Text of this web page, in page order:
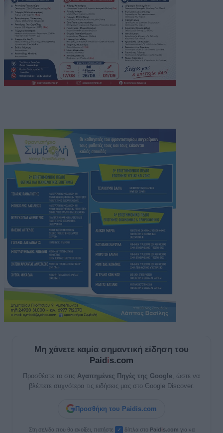
Μη χάνετε καμία σημαντική είδηση του
Paidis.com
Προσθέστε το στις Αγαπημένες Πηγές της Google , ώστε να
βλέπετε συχνότερα τις ειδήσεις μας στο Google Discover.
Προσθήκη του Paidis.com
Στη σελίδα που θα ανοίξει, πατήστε ✓ δίπλα στο Paidis.com για να